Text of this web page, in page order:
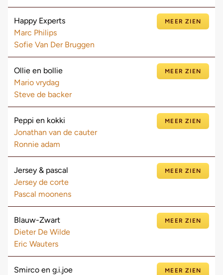
Happy Experts
Marc Philips
Sofie Van Der Bruggen
MEER ZIEN
Ollie en bollie
Mario vrydag
Steve de backer
MEER ZIEN
Peppi en kokki
Jonathan van de cauter
Ronnie adam
MEER ZIEN
Jersey & pascal
Jersey de corte
Pascal moonens
MEER ZIEN
Blauw-Zwart
Dieter De Wilde
Eric Wauters
MEER ZIEN
Smirco en g.i.joe
MEER ZIEN